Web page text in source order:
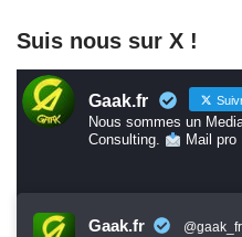
Suis nous sur X !
Gaak.fr
Nous sommes un
Consulting.
Mail
Gaak.fr @gaak_fr